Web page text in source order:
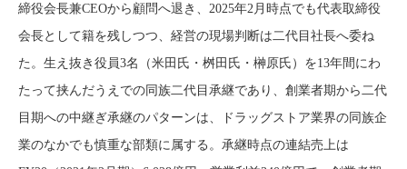
締役会長兼CEOから顧問へ退き、2025年2月時点でも代表取締役
会長として籍を残しつつ、経営の現場判断は二代目社長へ委ね
た。生え抜き役員3名（米田氏・桝田氏・榊原氏）を13年間にわ
たって挟んだうえでの同族二代目承継であり、創業者期から二代
目期への中継ぎ承継のパターンは、ドラッグストア業界の同族企
業のなかでも慎重な部類に属する。承継時点の連結売上は